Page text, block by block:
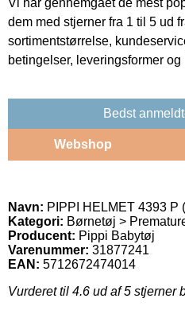
dem med stjerner fra 1 til 5 ud
sortimentstørrelse,
betingelser, leveringsformer
Bedst
Webshop
Navn: PIPPI HELMET 4393 P
Kategori: Børnetøj >
Producent: Pippi Babytøj
Varenummer: 31877241
EAN: 5712672474014
Vurderet til 4.6 ud af 5 stjerner